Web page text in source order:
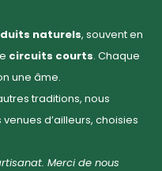
naturels, souvent en
circuits courts. Chaque
une âme.
traditions, nous
d’ailleurs, choisies
Merci de nous